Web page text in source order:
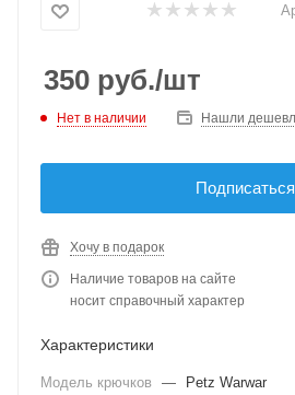
350 руб./шт
Нет в наличии Нашли
Подписаться
Хочу в подарок
Наличие товаров на сайте
носит справочный характер
Характеристики
Модель крючков —
Petz Warwar